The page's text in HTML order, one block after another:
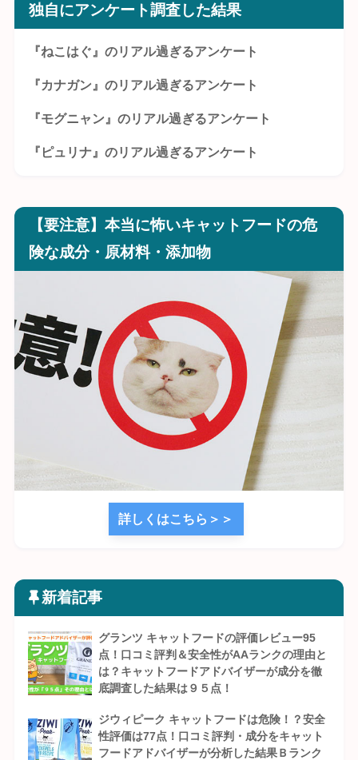
独自にアンケート調査した結果
『ねこはぐ』のリアル過ぎるアンケート
『カナガン』のリアル過ぎるアンケート
『モグニャン』のリアル過ぎるアンケート
『ピュリナ』のリアル過ぎるアンケート
【要注意】本当に怖いキャットフードの危
険な成分・原材料・添加物
詳しくはこちら＞＞
新着記事
グランツ キャットフードの評価レビュー95
点！口コミ評判＆安全性がAAランクの理由と
は？キャットフードアドバイザーが成分を徹
底調査した結果は９５点！
ジウィピーク キャットフードは危険！？安全
性評価は77点！口コミ評判・成分をキャット
フードアドバイザーが分析した結果Ｂランク